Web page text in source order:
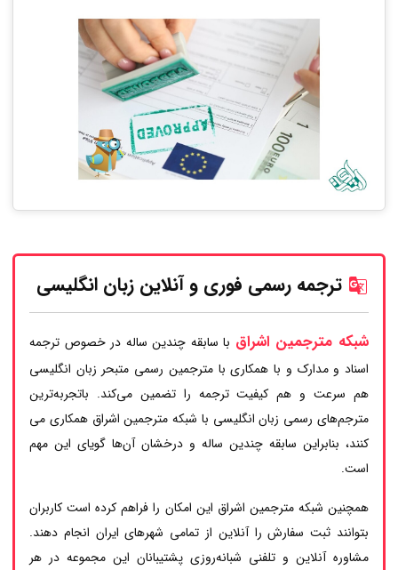
ترجمه رسمی فوری و آنلاین زبان انگلیسی
شبکه مترجمین اشراق با سابقه چندین ساله در خصوص ترجمه
اسناد و مدارک و با همکاری با مترجمین رسمی متبحر زبان انگلیسی
هم سرعت و هم کیفیت ترجمه را تضمین می‌کند. باتجربه‌ترین
مترجم‌های رسمی زبان انگلیسی با شبکه مترجمین اشراق همکاری می
کنند، بنابراین سابقه چندین ساله و درخشان آن‌ها گویای این مهم
است.
همچنین شبکه مترجمین اشراق این امکان را فراهم کرده است کاربران
بتوانند ثبت سفارش را آنلاین از تمامی شهرهای ایران انجام دهند.
مشاوره آنلاین و تلفنی شبانه‌روزی پشتیبانان این مجموعه در هر